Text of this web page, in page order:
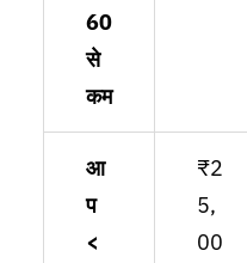
60
से
कम
आ
प
<
₹2
5,
00